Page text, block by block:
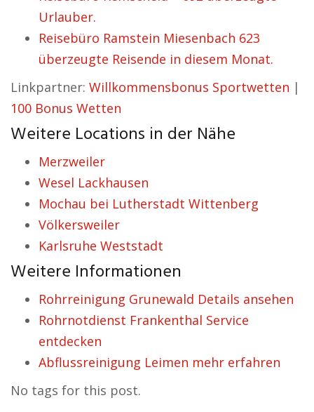
Urlauber.
Reisebüro Ramstein Miesenbach 623
überzeugte Reisende in diesem Monat.
Linkpartner: Willkommensbonus Sportwetten |
100 Bonus Wetten
Weitere Locations in der Nähe
Merzweiler
Wesel Lackhausen
Mochau bei Lutherstadt Wittenberg
Völkersweiler
Karlsruhe Weststadt
Weitere Informationen
Rohrreinigung Grunewald Details ansehen
Rohrnotdienst Frankenthal Service
entdecken
Abflussreinigung Leimen mehr erfahren
No tags for this post.